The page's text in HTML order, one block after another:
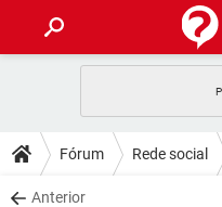
CELULAR
OUTLOOK
DICAS
JOGOS
DOWNLOADS
Fórum Rede social
Anterior